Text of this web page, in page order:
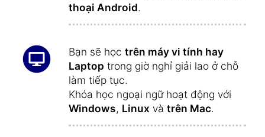
thoại Android.
Bạn sẽ học trên máy vi tính hay
Laptop trong giờ nghỉ giải lao ở chỗ
làm tiếp tục.
Khóa học ngoại ngữ hoạt động với
Windows, Linux và trên Mac.